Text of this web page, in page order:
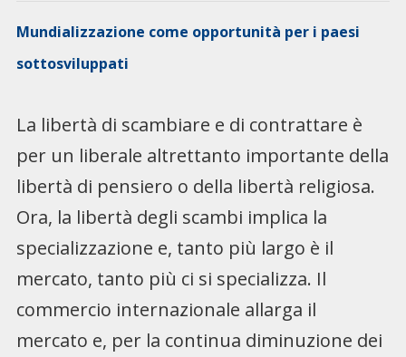
Mundializzazione come opportunità per i paesi
sottosviluppati
La libertà di scambiare e di contrattare è
per un liberale altrettanto importante della
libertà di pensiero o della libertà religiosa.
Ora, la libertà degli scambi implica la
specializzazione e, tanto più largo è il
mercato, tanto più ci si specializza. Il
commercio internazionale allarga il
mercato e, per la continua diminuzione dei